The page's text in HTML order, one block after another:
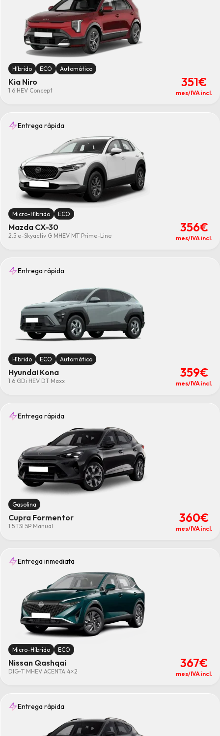
Híbrido ECO Automático
Kia Niro
1.6 HEV Concept
351€
mes/IVA incl.
Entrega rápida
Micro-Híbrido ECO
Mazda CX-30
2.5 e-Skyactiv G MHEV MT Prime-Line
356€
mes/IVA incl.
Entrega rápida
Híbrido ECO Automático
Hyundai Kona
1.6 GDi HEV DT Maxx
359€
mes/IVA incl.
Entrega rápida
Gasolina
Cupra Formentor
1.5 TSI 5P Manual
360€
mes/IVA incl.
Entrega inmediata
Micro-Híbrido ECO
Nissan Qashqai
DIG-T MHEV ACENTA 4×2
367€
mes/IVA incl.
Entrega rápida